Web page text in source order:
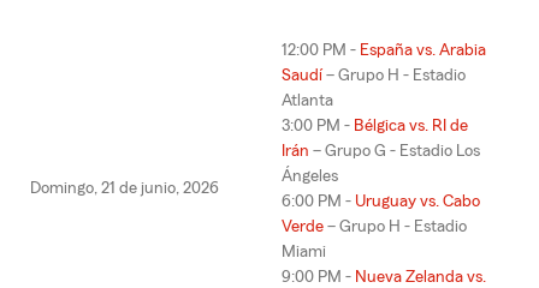
Domingo, 21 de junio, 2026
12:00 PM - España vs. Arabia
Saudí – Grupo H - Estadio
Atlanta
3:00 PM - Bélgica vs. RI de
Irán – Grupo G - Estadio Los
Ángeles
6:00 PM - Uruguay vs. Cabo
Verde – Grupo H - Estadio
Miami
9:00 PM - Nueva Zelanda vs.